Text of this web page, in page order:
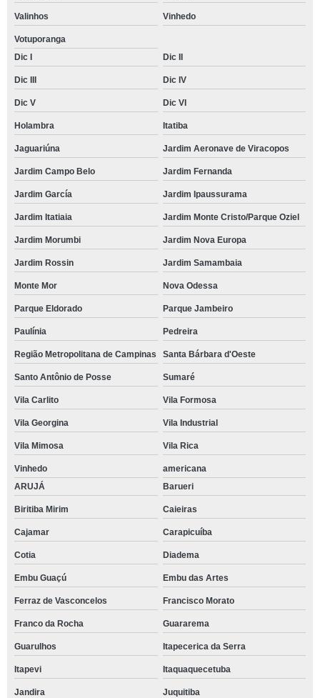
Valinhos Vinhedo
Votuporanga
Dic I
Dic II
Dic III Dic IV
Dic V Dic VI
Holambra Itatiba
Jaguariúna Jardim Aeronave de Viracopos
Jardim Campo Belo Jardim Fernanda
Jardim García Jardim Ipaussurama
Jardim Itatiaia Jardim Monte Cristo/Parque Oziel
Jardim Morumbi Jardim Nova Europa
Jardim Rossin Jardim Samambaia
Monte Mor Nova Odessa
Parque Eldorado Parque Jambeiro
Paulínia Pedreira
Região Metropolitana de Campinas Santa Bárbara d'Oeste
Santo Antônio de Posse Sumaré
Vila Carlito Vila Formosa
Vila Georgina Vila Industrial
Vila Mimosa Vila Rica
Vinhedo
americana
ARUJÁ
Barueri
Biritiba Mirim Caieiras
Cajamar Carapicuíba
Cotia Diadema
Embu Guaçú Embu das Artes
Ferraz de Vasconcelos Francisco Morato
Franco da Rocha Guararema
Guarulhos Itapecerica da Serra
Itapevi Itaquaquecetuba
Jandira Juquitiba